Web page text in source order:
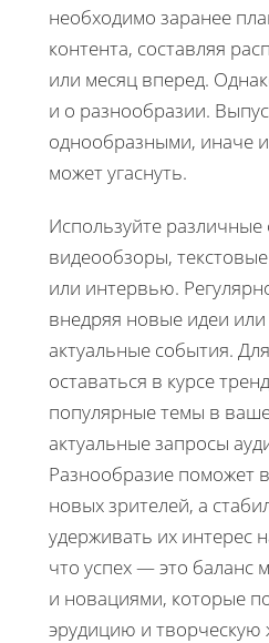
необходимо заранее
контента, составляя
или месяц вперед.
и о разнообразии.
однообразными, иначе
может угаснуть.
Используйте
видеообзоры,
или интервью.
внедряя новые идеи
актуальные события.
оставаться в курсе
популярные темы в
актуальные запросы
Разнообразие поможет
новых зрителей, а
удерживать их интерес
что успех — это баланс
и новациями, которые
эрудицию и творческую